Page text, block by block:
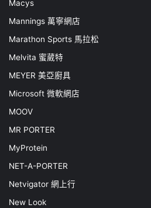
Macys
Mannings 萬寧網店
Marathon Sports 馬拉松
Melvita 蜜葳特
MEYER 美亞廚具
Microsoft 微軟網店
MOOV
MR PORTER
MyProtein
NET-A-PORTER
Netvigator 網上行
New Look